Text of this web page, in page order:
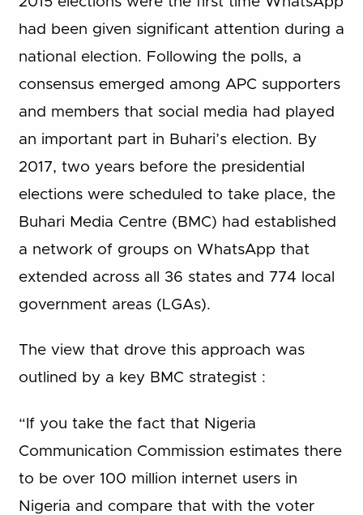
had been given significant attention during a
national election. Following the polls, a
consensus emerged among APC supporters
and members that social media had played
an important part in Buhari’s election. By
2017, two years before the presidential
elections were scheduled to take place, the
Buhari Media Centre (BMC) had established
a network of groups on WhatsApp that
extended across all 36 states and 774 local
government areas (LGAs).
The view that drove this approach was
outlined by a key BMC strategist :
“If you take the fact that Nigeria
Communication Commission estimates there
to be over 100 million internet users in
Nigeria and compare that with the voter